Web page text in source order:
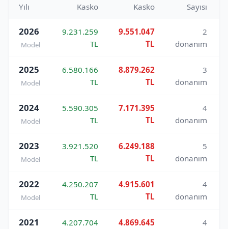
Yılı
Kasko
Kasko
Sayısı
2026
Model
9.231.259
TL
9.551.047
TL
2
donanım
2025
Model
6.580.166
TL
8.879.262
TL
3
donanım
2024
Model
5.590.305
TL
7.171.395
TL
4
donanım
2023
Model
3.921.520
TL
6.249.188
TL
5
donanım
2022
Model
4.250.207
TL
4.915.601
TL
4
donanım
2021
4.207.704
4.869.645
4